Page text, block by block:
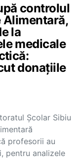
controlul
Alimentară,
la
medicale
donațiile
Şcolar Sibiu
profesorii au
pentru analizele